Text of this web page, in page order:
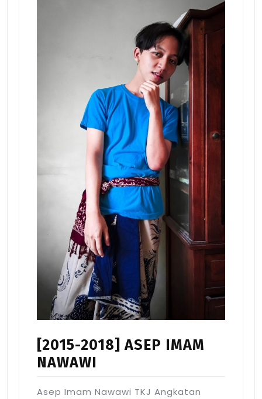
[2015-2018] ASEP IMAM
NAWAWI
Asep Imam Nawawi TKJ Angkatan